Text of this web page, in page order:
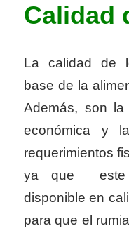
Calidad
La calidad de
base de la
Además, son
económica y
requerimientos
ya que este
disponible en
para que el